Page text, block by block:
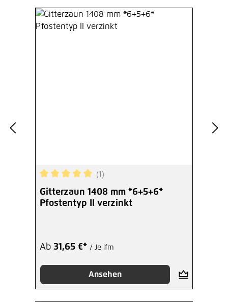
Durchschnittliche Bewertung von 5 von 5
(1)
Gitterzaun 1408 mm *6+5+6*
Pfostentyp II verzinkt
Ab 31,65 €* / Je lfm
Ansehen